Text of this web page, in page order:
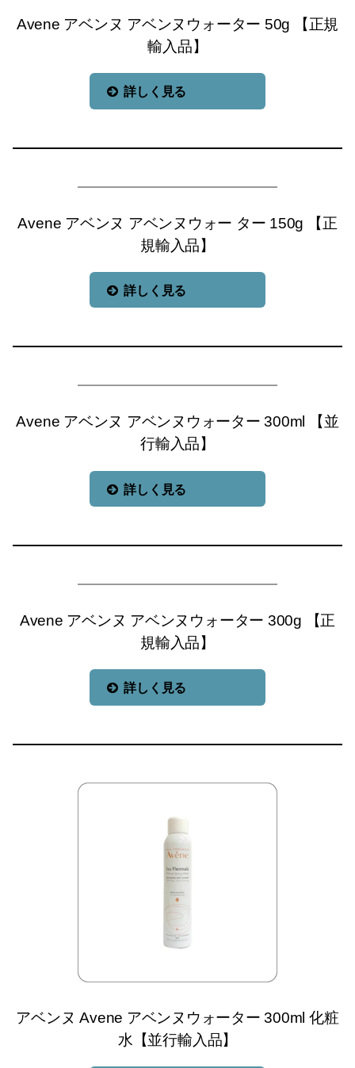
Avene アベンヌ アベンヌウォーター 50g 【正規
輸入品】
詳しく見る
Avene アベンヌ アベンヌウォー ター 150g 【正
規輸入品】
詳しく見る
Avene アベンヌ アベンヌウォーター 300ml 【並
行輸入品】
詳しく見る
Avene アベンヌ アベンヌウォーター 300g 【正
規輸入品】
詳しく見る
アベンヌ Avene アベンヌウォーター 300ml 化粧
水【並行輸入品】